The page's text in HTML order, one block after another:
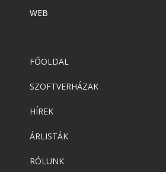
WEB
FŐOLDAL
SZOFTVERHÁZAK
HÍREK
ÁRLISTÁK
RÓLUNK